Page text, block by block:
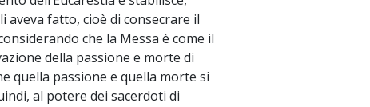
aveva fatto, cioè di consecrare il
che la Messa è come il
della passione e morte di
quella passione e quella morte si
al potere dei sacerdoti di